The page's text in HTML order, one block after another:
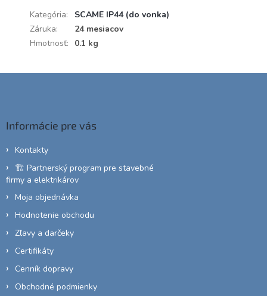
Kategória:
SCAME IP44 (do vonka)
Záruka:
24 mesiacov
Hmotnosť: 0.1 kg
Informácie pre vás
Kontakty
🏗️ Partnerský program pre stavebné
firmy a elektrikárov
Moja objednávka
Hodnotenie obchodu
Zľavy a darčeky
Certifikáty
Cenník dopravy
Obchodné podmienky